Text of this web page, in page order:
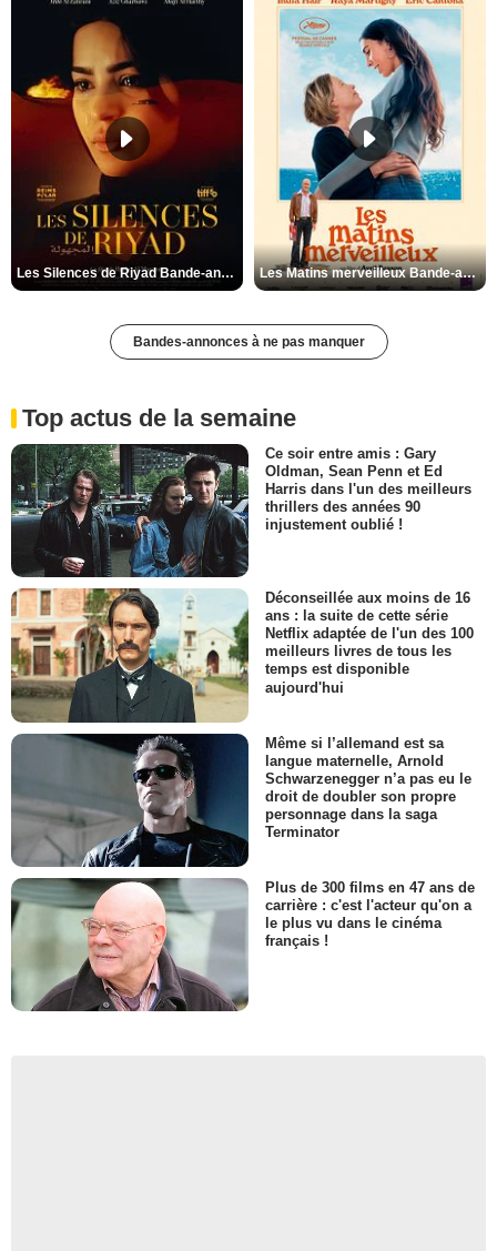
Les Silences de Riyad Bande-annonce VO STFR Les Matins merveilleux Bande-annonce VF
Bandes-annonces à ne pas manquer
Top actus de la semaine
Ce soir entre amis : Gary
Oldman, Sean Penn et Ed
Harris dans l'un des meilleurs
thrillers des années 90
injustement oublié !
Déconseillée aux moins de 16
ans : la suite de cette série
Netflix adaptée de l'un des 100
meilleurs livres de tous les
temps est disponible
aujourd'hui
Même si l’allemand est sa
langue maternelle, Arnold
Schwarzenegger n’a pas eu le
droit de doubler son propre
personnage dans la saga
Terminator
Plus de 300 films en 47 ans de
carrière : c'est l'acteur qu'on a
le plus vu dans le cinéma
français !